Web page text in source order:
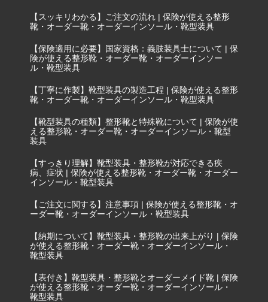
【スッキリわかる】ご注文の流れ | 保険が使える整形
靴・オーダー靴・オーダーインソール・靴型装具
【保険適用に必要】国家資格：義肢装具士について | 保
険が使える整形靴・オーダー靴・オーダーインソー
ル・靴型装具
【丁寧に作製】靴型装具の製造工程 | 保険が使える整形
靴・オーダー靴・オーダーインソール・靴型装具
【靴型装具の種類】整形靴と特殊靴について | 保険が使
える整形靴・オーダー靴・オーダーインソール・靴型
装具
【すっきり理解】靴型装具・整形靴が対応できる疾
病、症状 | 保険が使える整形靴・オーダー靴・オーダー
インソール・靴型装具
【ご注文に関する】注意事項 | 保険が使える整形靴・オ
ーダー靴・オーダーインソール・靴型装具
【納期について】靴型装具・整形靴の出来上がり | 保険
が使える整形靴・オーダー靴・オーダーインソール・
靴型装具
【表付き】靴型装具・整形靴とオーダーメイド靴 | 保険
が使える整形靴・オーダー靴・オーダーインソール・
靴型装具